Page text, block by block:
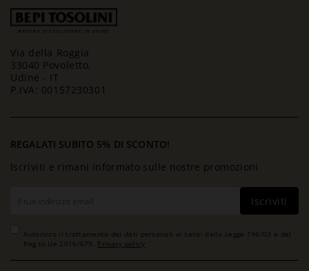
Via della Roggia
33040 Povoletto,
Udine - IT
P.IVA: 00157230301
REGALATI SUBITO 5% DI SCONTO!
Iscriviti e rimani informato sulle nostre promozioni
Iscriviti
Autorizzo il trattamento dei dati personali ai sensi della Legge 196/03 e del
Reg.to Ue 2016/679. Privacy policy